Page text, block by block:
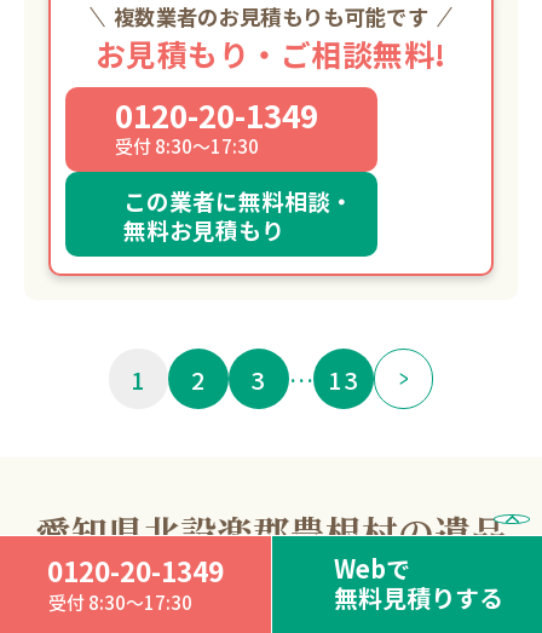
0120-20-1349
受付 8:30～17:30
Webで
無料見積りする
複数業者のお見積もりも可能です
お見積もり・ご相談無料!
0120-20-1349
受付 8:30～17:30
この業者に無料相談・
無料お見積もり
1 2 3 … 13
愛知県北設楽郡豊根村の遺品